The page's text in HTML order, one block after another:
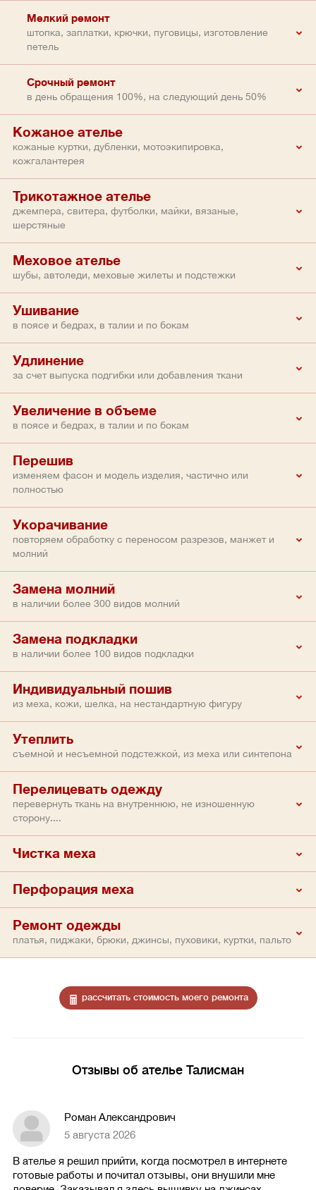
Мелкий ремонт
штопка, заплатки, крючки, пуговицы, изготовление
петель
Срочный ремонт
в день обращения 100%, на следующий день 50%
Кожаное ателье
кожаные куртки, дубленки, мотоэкипировка,
кожгалантерея
Трикотажное ателье
джемпера, свитера, футболки, майки, вязаные,
шерстяные
Меховое ателье
шубы, автоледи, меховые жилеты и подстежки
Ушивание
в поясе и бедрах, в талии и по бокам
Удлинение
за счет выпуска подгибки или добавления ткани
Увеличение в объеме
в поясе и бедрах, в талии и по бокам
Перешив
изменяем фасон и модель изделия, частично или
полностью
Укорачивание
повторяем обработку с переносом разрезов, манжет и
молний
Замена молний
в наличии более 300 видов молний
Замена подкладки
в наличии более 100 видов подкладки
Индивидуальный пошив
из меха, кожи, шелка, на нестандартную фигуру
Утеплить
съемной и несъемной подстежкой, из меха или синтепона
Перелицевать одежду
перевернуть ткань на внутреннюю, не изношенную
сторону....
Чистка меха
Перфорация меха
Ремонт одежды
платья, пиджаки, брюки, джинсы, пуховики, куртки, пальто
рассчитать стоимость моего ремонта
Отзывы об ателье Талисман
Роман Александрович
5 августа 2026
В ателье я решил прийти, когда посмотрел в интернете
готовые работы и почитал отзывы, они внушили мне